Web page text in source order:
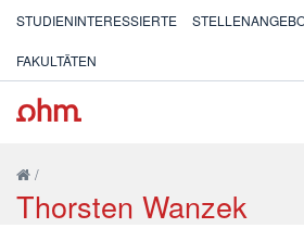
STUDIENINTERESSIERTE
FAKULTÄTEN
/
Thorsten Wanzek